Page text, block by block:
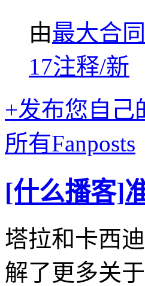
由最大合同
17注释/新
+发布您自己
所有Fanposts
[什么播客]
塔拉和卡西
解了更多关